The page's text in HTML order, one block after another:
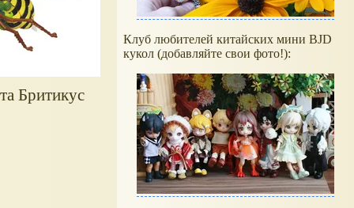
Бритикус
Клуб любителей китайских мини BJD
кукол (добавляйте свои фото!):